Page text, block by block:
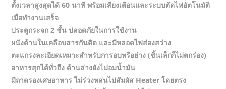
ตั้งเวลาสูงสุดได้ 60 นาที พร้อมเสียงเตือนและระบบตัดไฟอัตโนมัติ
เมื่อทำงานเสร็จ
ประตูกระจก 2 ชั้น ปลอดภัยในการใช้งาน
ผนังด้านในเคลือบสารกันติด และมีหลอดไฟส่องสว่าง
ตะแกรงละเอียดเหมาะสำหรับการอบหรือย่าง (ชิ้นเล็กก็ไม่ตกร่อง)
อาหารสุกได้ทั่วถึง ด้านล่างยังไม่อมน้ำมัน
มีถาดรองเศษอาหาร ไม่ร่วงหล่นไปสัมผัส Heater โดยตรง